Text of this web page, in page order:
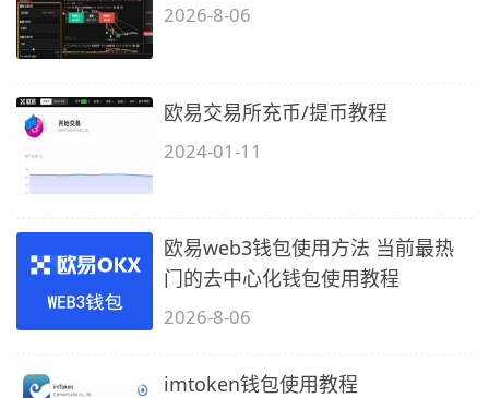
2026-8-06
欧易交易所充币/提币教程
2024-01-11
欧易web3钱包使用方法 当前最热
门的去中心化钱包使用教程
2026-8-06
imtoken钱包使用教程